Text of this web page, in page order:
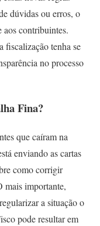
dúvidas ou erros, o
aos contribuintes.
fiscalização tenha se
no processo
Fina?
que caíram na
enviando as cartas
como corrigir
mais importante,
a situação o
pode resultar em